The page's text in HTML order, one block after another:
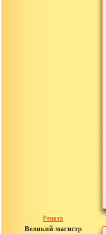
Рената
Великий магистр